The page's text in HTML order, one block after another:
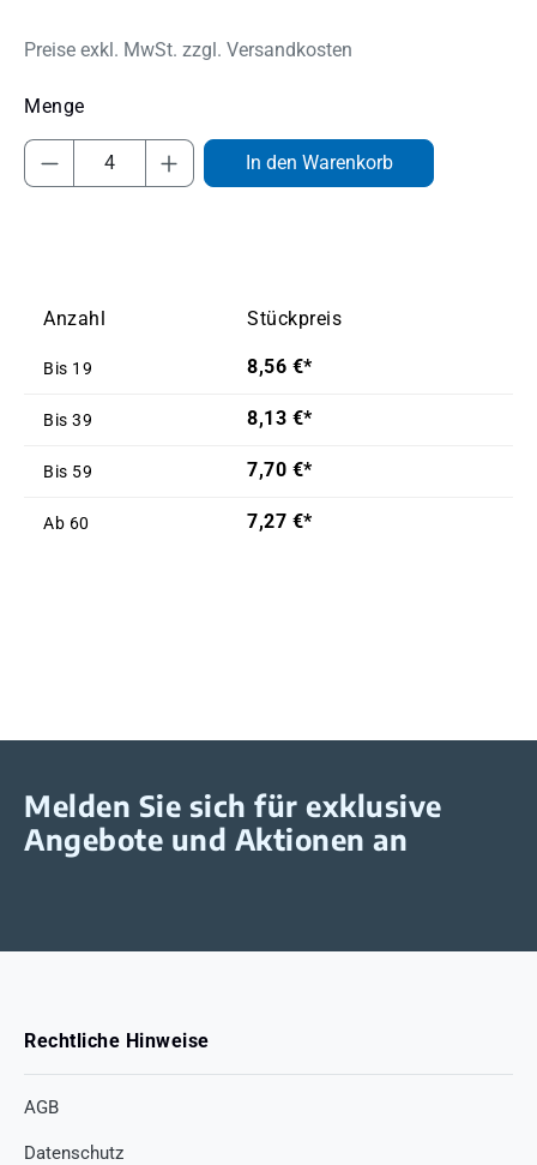
Preise exkl. MwSt. zzgl. Versandkosten
Produkt Anzahl: Gib den gewünschten
In den Warenkorb
Anzahl Stückpreis
Bis 19 8,56 €*
Bis 39 8,13 €*
Bis 59 7,70 €*
Ab 60 7,27 €*
Melden Sie sich für exklusive
Angebote und Aktionen an
Rechtliche Hinweise
AGB
Datenschutz